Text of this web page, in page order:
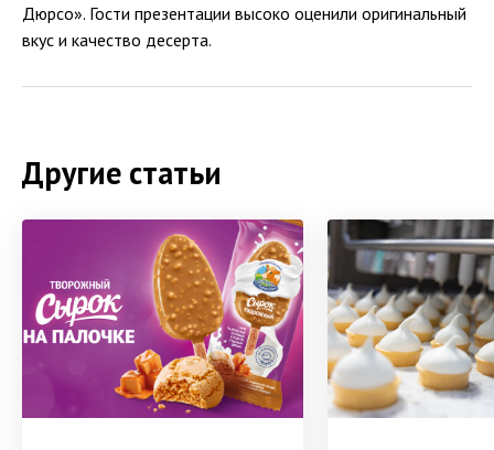
Дюрсо». Гости презентации высоко оценили оригинальный
вкус и качество десерта.
Другие статьи